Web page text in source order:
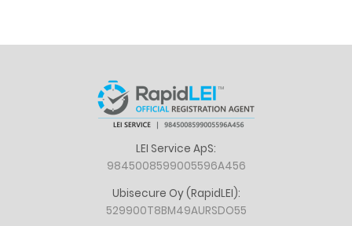
LEI Service ApS:
9845008599005596A456
Ubisecure Oy (RapidLEI):
529900T8BM49AURSDO55